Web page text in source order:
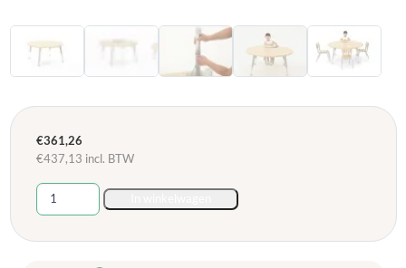
€361,26
€437,13 incl. BTW
Olaf
Tafel
in